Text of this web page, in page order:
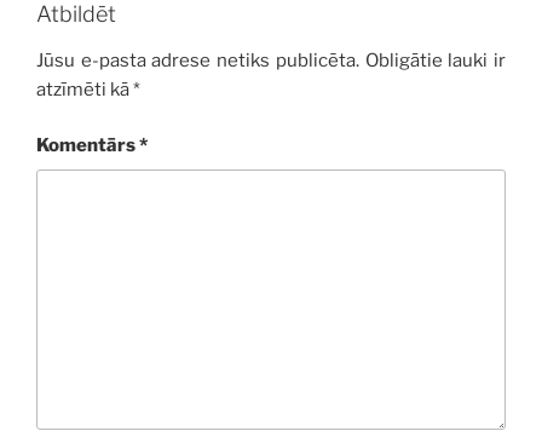
Atbildēt
Jūsu e-pasta adrese netiks publicēta. Obligātie lauki ir
atzīmēti kā*
Komentārs*